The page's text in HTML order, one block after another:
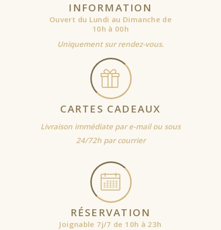
INFORMATION
Ouvert du Lundi au Dimanche de
10h à 00h
Uniquement sur rendez-vous.
CARTES CADEAUX
Livraison immédiate par e-mail ou sous
24/72h par courrier
RÉSERVATION
Joignable 7j/7 de 10h à 23h